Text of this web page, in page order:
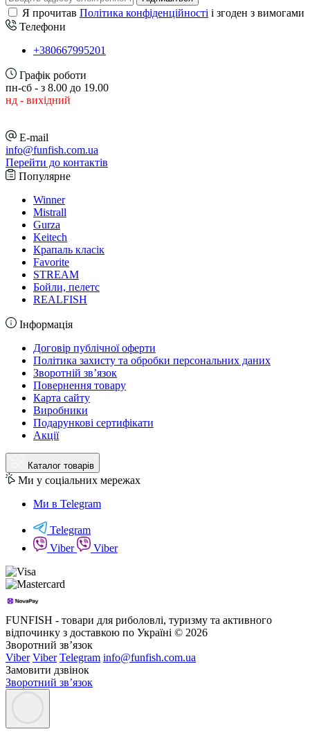
Я прочитав Політика конфіденційності і згоден з вимогами
Телефони
+380667995201
Графік роботи
пн-сб - з 8.00 до 19.00
нд - вихідний
E-mail
info@funfish.com.ua
Перейти до контактів
Популярне
Winner
Mistrall
Gurza
Keitech
Крапаль класік
Favorite
STREAM
Бойли, пелетс
REALFISH
Інформація
Договір публічної оферти
Політика захисту та обробки персональних даних
Зворотній зв’язок
Повернення товару
Карта сайту
Виробники
Подарункові сертифікати
Акції
Каталог товарів
Ми у соціальних мережах
Ми в Telegram
Telegram
Viber
Viber
FUNFISH - товари для риболовлі, туризму та активного
відпочинку з доставкою по Україні © 2026
Зворотний зв’язок
Viber Viber Telegram info@funfish.com.ua
Замовити дзвінок
Зворотний зв’язок